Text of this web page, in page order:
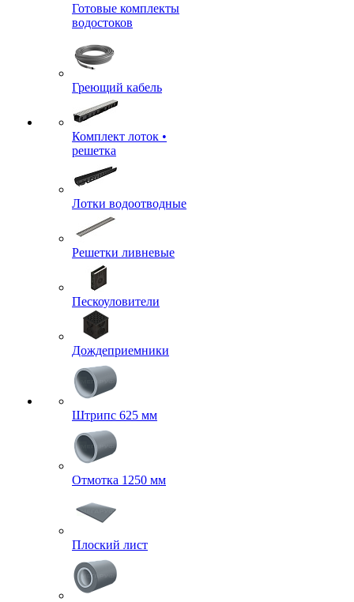
Готовые комплекты
водостоков
Греющий кабель
Комплект лоток •
решетка
Лотки водоотводные
Решетки ливневые
Пескоуловители
Дождеприемники
Штрипс 625 мм
Отмотка 1250 мм
Плоский лист